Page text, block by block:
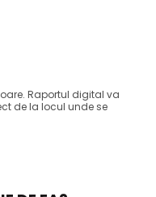
Raportul digital va
de la locul unde se